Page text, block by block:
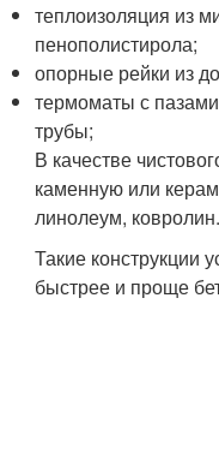
теплоизоляция из
пенополистирола;
опорные рейки из
термоматы с
трубы;
В качестве
каменную или
линолеум, ковролин.
Такие конструкции
быстрее и проще